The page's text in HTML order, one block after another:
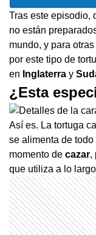
Tras este episodio,
no están
mundo, y para
por este tipo de
en Inglaterra y
¿Esta
Así es. La tortuga
se alimenta de todo
momento de cazar,
que utiliza a lo